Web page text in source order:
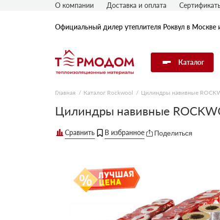
Официальный дилер утеплителя Роквул в Москве
Каталог
Утеплитель Rockwool
Утеплитель Технониколь
Утеплитель Knauf
О компании Доставка и оплата
Главная Каталог Rockwool Цилиндры навивные
Цилиндры навивные
Поделиться